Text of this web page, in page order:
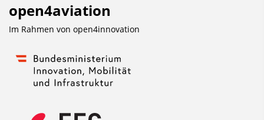
open4aviation
Im Rahmen von open4innovation